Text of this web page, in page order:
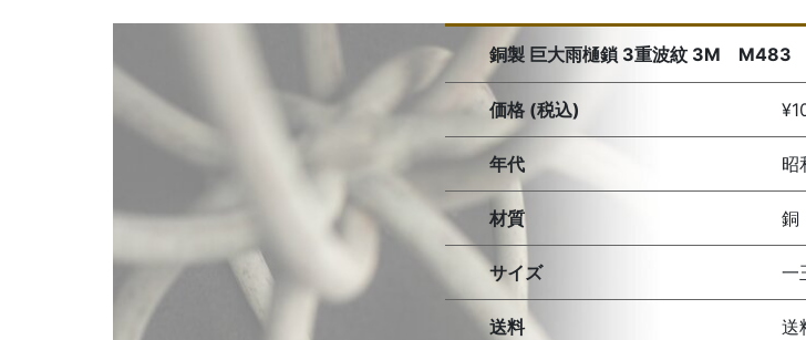
銅製 巨大雨樋鎖 3重波紋 3M M483
価格 (税込)
年代 昭
材質 銅
サイズ 一
送料 送